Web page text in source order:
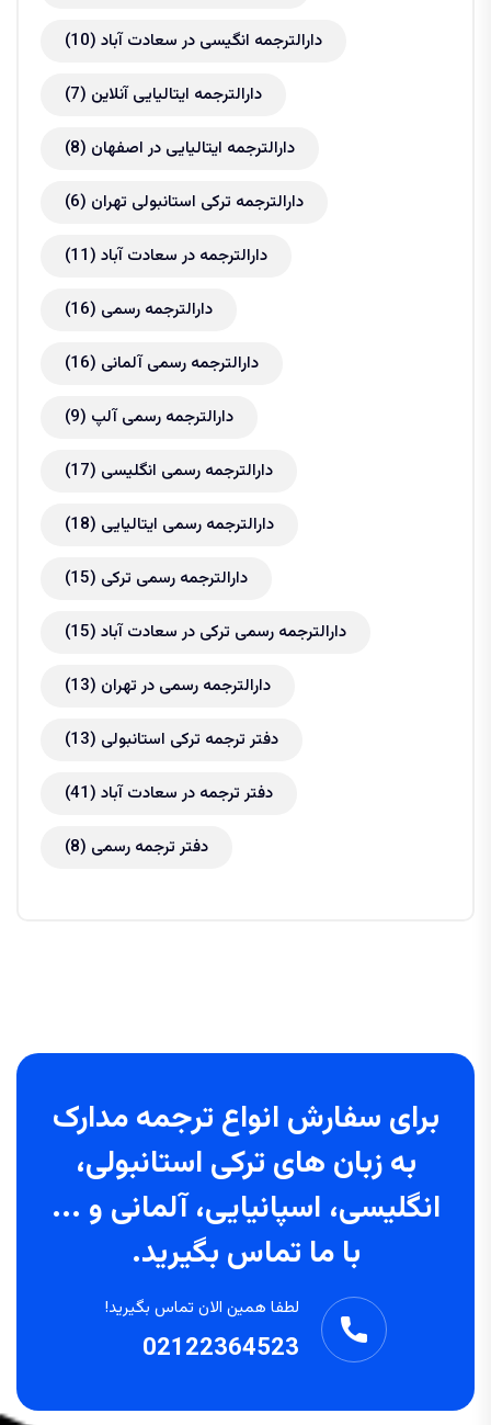
دارالترجمه انگیسی در سعادت آباد (10)
دارالترجمه ایتالیایی آنلاین (7)
دارالترجمه ایتالیایی در اصفهان (8)
دارالترجمه ترکی استانبولی تهران (6)
دارالترجمه در سعادت آباد (11)
دارالترجمه رسمی (16)
دارالترجمه رسمی آلمانی (16)
دارالترجمه رسمی آلپ (9)
دارالترجمه رسمی انگلیسی (17)
دارالترجمه رسمی ایتالیایی (18)
دارالترجمه رسمی ترکی (15)
دارالترجمه رسمی ترکی در سعادت آباد (15)
دارالترجمه رسمی در تهران (13)
دفتر ترجمه ترکی استانبولی (13)
دفتر ترجمه در سعادت آباد (41)
دفتر ترجمه رسمی (8)
برای سفارش انواع ترجمه مدارک
به زبان های ترکی استانبولی،
انگلیسی، اسپانیایی، آلمانی و ...
با ما تماس بگیرید.
لطفا همین الان تماس بگیرید!
02122364523